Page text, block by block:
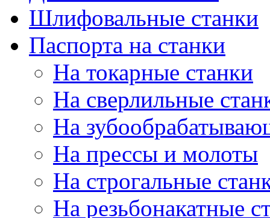
Шлифовальные станки
Паспорта на станки
На токарные станки
На сверлильные
На
На прессы и молоты
На строгальные
На резьбонакатные